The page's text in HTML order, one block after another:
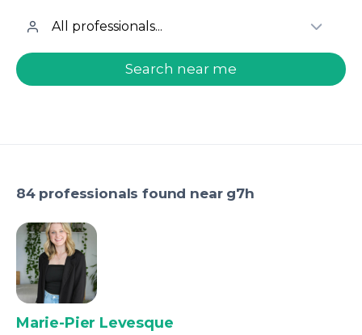
welcome.search.find.subtitle
Search near me
84 professionals found near g7h
Marie-Pier Levesque